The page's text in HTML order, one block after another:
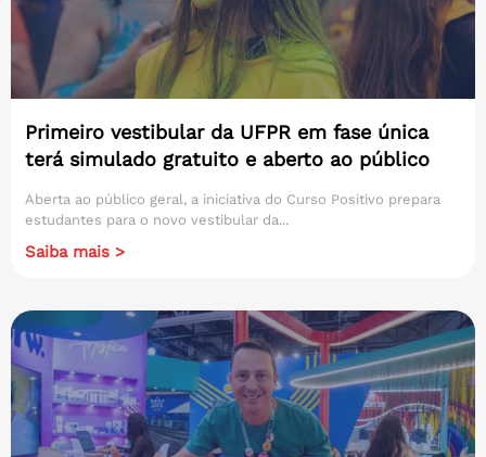
Primeiro vestibular da UFPR em fase única
terá simulado gratuito e aberto ao público
Aberta ao público geral, a iniciativa do Curso Positivo prepara
estudantes para o novo vestibular da...
Saiba mais >